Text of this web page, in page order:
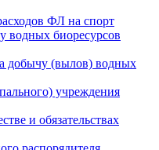
ФЛ на спорт
водных биоресурсов
добычу (вылов) водных
учреждения
и обязательствах